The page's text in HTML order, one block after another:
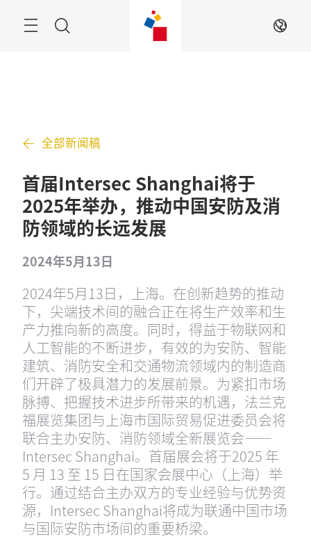
菜
ZH
全部新闻稿
首届Intersec Shanghai将于
2025年举办，推动中国安防及消
防领域的长远发展
2024年5月13日
2024年5月13日，上海。在创新趋势的推动
下，尖端技术间的融合正在将生产效率和生
产力推向新的高度。同时，得益于物联网和
人工智能的不断进步，有效的为安防、智能
建筑、消防安全和交通物流领域内的制造商
们开辟了极具潜力的发展前景。为紧扣市场
脉搏、把握技术进步所带来的机遇，法兰克
福展览集团与上海市国际贸易促进委员会将
联合主办安防、消防领域全新展览会——
Intersec Shanghai。首届展会将于2025 年
5 月 13 至 15 日在国家会展中心（上海）举
行。通过结合主办双方的专业经验与优势资
源，Intersec Shanghai将成为联通中国市场
与国际安防市场间的重要桥梁。